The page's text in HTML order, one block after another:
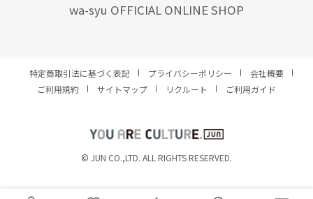
wa-syu OFFICIAL ONLINE SHOP
特定商取引法に基づく表記 プライバシーポリシー
会社概要
ご利用規約
サイトマップ リクルート ご利用ガイド
© JUN CO.,LTD. ALL RIGHTS RESERVED.